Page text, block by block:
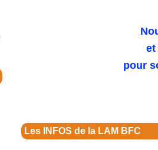
et
pour
Les INFOS de la LAM BFC